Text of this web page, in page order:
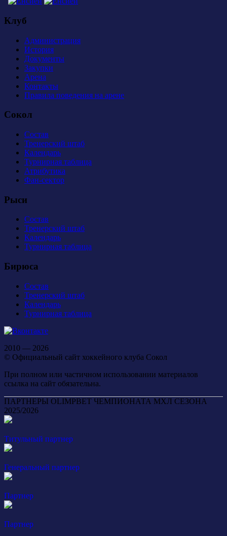
Клуб
Администрация
История
Документы
Закупки
Арена
Контакты
Правила поведения на арене
Сокол
Состав
Тренерский штаб
Календарь
Турнирная таблица
Атрибутика
Фан-сектор
Рыси
Состав
Тренерский штаб
Календарь
Турнирная таблица
Бирюса
Состав
Тренерский штаб
Календарь
Турнирная таблица
2010 — 2026
© Официальный сайт хоккейного клуба Сокол
При полном или частичном использовании материалов
ссылка на сайт обязательна.
ПАРТНЕРЫ OLIMPBET ЧЕМПИОНАТА МХЛ СЕЗОНА
2025/2026
Титульный партнер
Генеральный партнер
Партнер
Партнер